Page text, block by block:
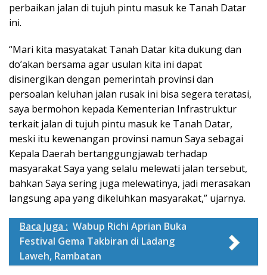
perbaikan jalan di tujuh pintu masuk ke Tanah Datar
ini.
“Mari kita masyatakat Tanah Datar kita dukung dan
do’akan bersama agar usulan kita ini dapat
disinergikan dengan pemerintah provinsi dan
persoalan keluhan jalan rusak ini bisa segera teratasi,
saya bermohon kepada Kementerian Infrastruktur
terkait jalan di tujuh pintu masuk ke Tanah Datar,
meski itu kewenangan provinsi namun Saya sebagai
Kepala Daerah bertanggungjawab terhadap
masyarakat Saya yang selalu melewati jalan tersebut,
bahkan Saya sering juga melewatinya, jadi merasakan
langsung apa yang dikeluhkan masyarakat,” ujarnya.
Baca Juga : Wabup Richi Aprian Buka
Festival Gema Takbiran di Ladang
Laweh, Rambatan